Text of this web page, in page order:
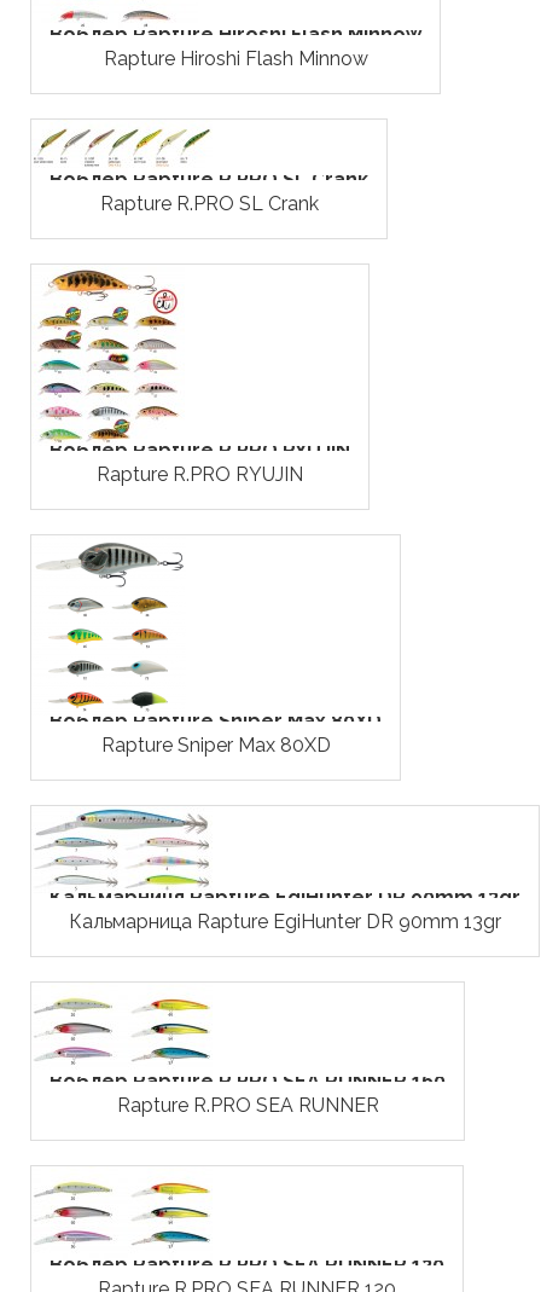
Воблер Rapture Hiroshi Flash Minnow
Rapture Hiroshi Flash Minnow
Воблер Rapture R.PRO SL Crank
Rapture R.PRO SL Crank
Воблер Rapture R.PRO RYUJIN
Rapture R.PRO RYUJIN
Воблер Rapture Sniper Max 80XD
Rapture Sniper Max 80XD
Кальмарниця Rapture EgiHunter DR 90mm 13gr
Кальмарница Rapture EgiHunter DR 90mm 13gr
Воблер Rapture R.PRO SEA RUNNER 160
Rapture R.PRO SEA RUNNER
Воблер Rapture R.PRO SEA RUNNER 120